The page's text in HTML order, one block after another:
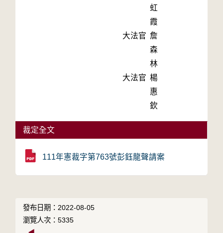
虹
霞
大法官 詹
森
林
大法官 楊
惠
欽
裁定全文
111年憲裁字第763號彭鈺龍聲請案
發布日期：2022-08-05
瀏覽人次：5335